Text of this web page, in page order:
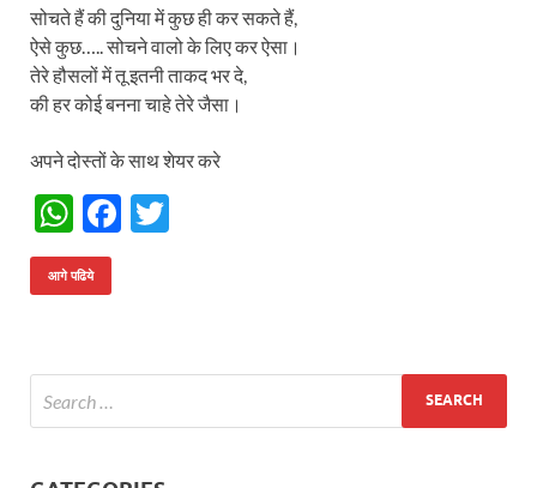
सोचते हैं की दुनिया में कुछ ही कर सकते हैं,
ऐसे कुछ….. सोचने वालो के लिए कर ऐसा।
तेरे हौसलों में तू इतनी ताकद भर दे,
की हर कोई बनना चाहे तेरे जैसा।
अपने दोस्तों के साथ शेयर करे
W
h
at
A
p
p
F
o
k
आगे पढिये